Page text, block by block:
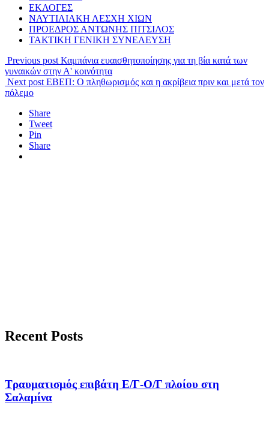
ΕΚΛΟΓΕΣ
ΝΑΥΤΙΛΙΑΚΗ ΛΕΣΧΗ ΧΙΩΝ
ΠΡΟΕΔΡΟΣ ΑΝΤΩΝΗΣ ΠΙΤΣΙΛΟΣ
ΤΑΚΤΙΚΗ ΓΕΝΙΚΗ ΣΥΝΕΛΕΥΣΗ
Previous post Καμπάνια ευαισθητοποίησης για τη βία κατά των
γυναικών στην Α' κοινότητα
Next post ΕΒΕΠ: Ο πληθωρισμός και η ακρίβεια πριν και μετά τον
πόλεμο
Share
Tweet
Pin
Share
Recent Posts
Τραυματισμός επιβάτη Ε/Γ-Ο/Γ πλοίου στη
Σαλαμίνα